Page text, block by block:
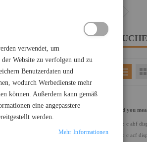
Did you
usb c abf
usb c acf
NACH
Stromversorgung
verwendet, um
der Website zu verfolgen und zu
Benutzerdaten und
wodurch Werbedienste mehr
können. Außerdem kann gemäß
eine angepasstere
werden.
Mehr Informationen